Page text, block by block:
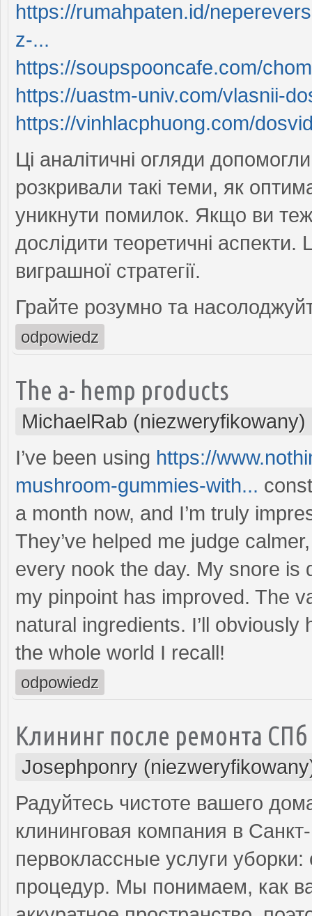
https://rumahpaten.id/
z-...
https://soupspooncafe.com/
https://uastm-univ.com/vlasnii-
https://vinhlacphuong.com/
Ці аналітичні огляди
розкривали такі теми, як
уникнути помилок. Якщо ви теж
дослідити теоретичні
виграшної стратегії.
Грайте розумно та
odpowiedz
The a- hemp products
MichaelRab (niezweryfikowany)
I’ve been using https://
mushroom-gummies-with...
a month now, and I’m truly
They’ve helped me judge
every nook the day. My snore is
my pinpoint has improved. The
natural ingredients. I’ll
the whole world I recall!
odpowiedz
Клининг после ремонта
Josephponry
Радуйтесь чистоте вашего
клининговая компания в
первоклассные услуги
процедур. Мы понимаем, как